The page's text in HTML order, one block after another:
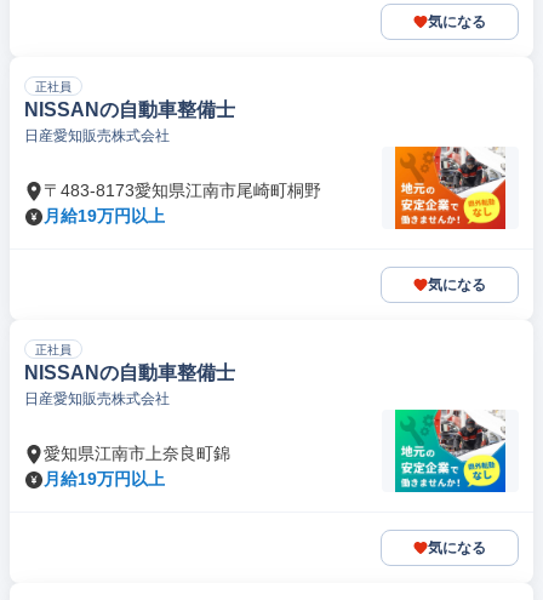
気になる
正社員
NISSANの自動車整備士
日産愛知販売株式会社
〒483-8173愛知県江南市尾崎町桐野
月給19万円以上
気になる
正社員
NISSANの自動車整備士
日産愛知販売株式会社
愛知県江南市上奈良町錦
月給19万円以上
気になる